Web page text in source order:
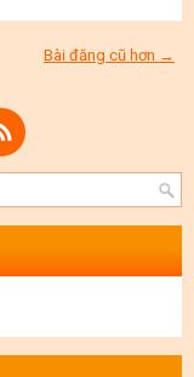
Bài đăng cũ hơn →